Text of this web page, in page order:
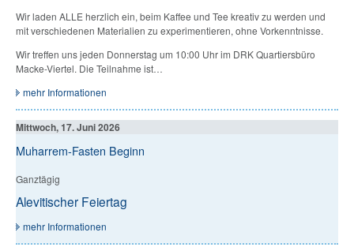
Wir laden ALLE herzlich ein, beim Kaffee und Tee kreativ zu werden und
mit verschiedenen Materialien zu experimentieren, ohne Vorkenntnisse.
Wir treffen uns jeden Donnerstag um 10:00 Uhr im DRK Quartiersbüro
Macke-Viertel. Die Teilnahme ist…
mehr Informationen
Mittwoch, 17. Juni 2026
Muharrem-Fasten Beginn
Ganztägig
Alevitischer Feiertag
mehr Informationen